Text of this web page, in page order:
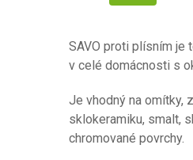
SAVO proti plísním je
v celé domácnosti s
Je vhodný na omítky,
sklokeramiku, smalt,
chromované povrchy.